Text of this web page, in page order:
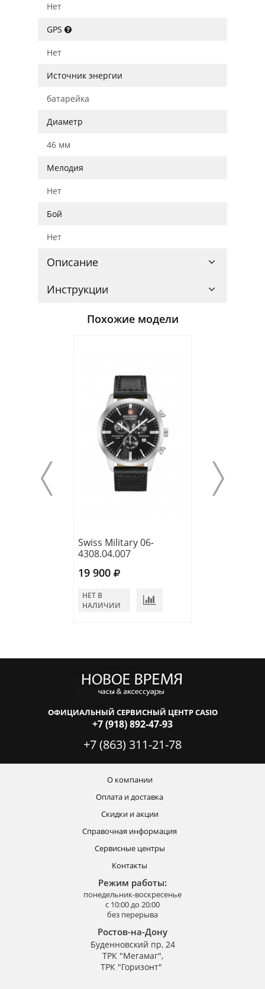
Нет
GPS
Нет
Источник энергии
батарейка
Диаметр
46 мм
Мелодия
Нет
Бой
Нет
Описание
Инструкции
Похожие модели
Swiss Military 06-
4308.04.007
19 900
НЕТ В
НАЛИЧИИ
ОФИЦИАЛЬНЫЙ СЕРВИСНЫЙ ЦЕНТР CASIO
+7 (918) 892-47-93
+7 (863) 311-21-78
О компании
Оплата и доставка
Скидки и акции
Справочная информация
Сервисные центры
Контакты
Режим работы:
понедельник-воскресенье
с 10:00 до 20:00
без перерыва
Ростов-на-Дону
Буденновский пр, 24
ТРК "Мегамаг",
ТРК "Горизонт"